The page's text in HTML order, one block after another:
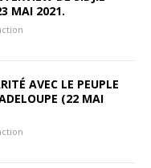
MAI 2021.
AVEC LE PEUPLE
(22 MAI